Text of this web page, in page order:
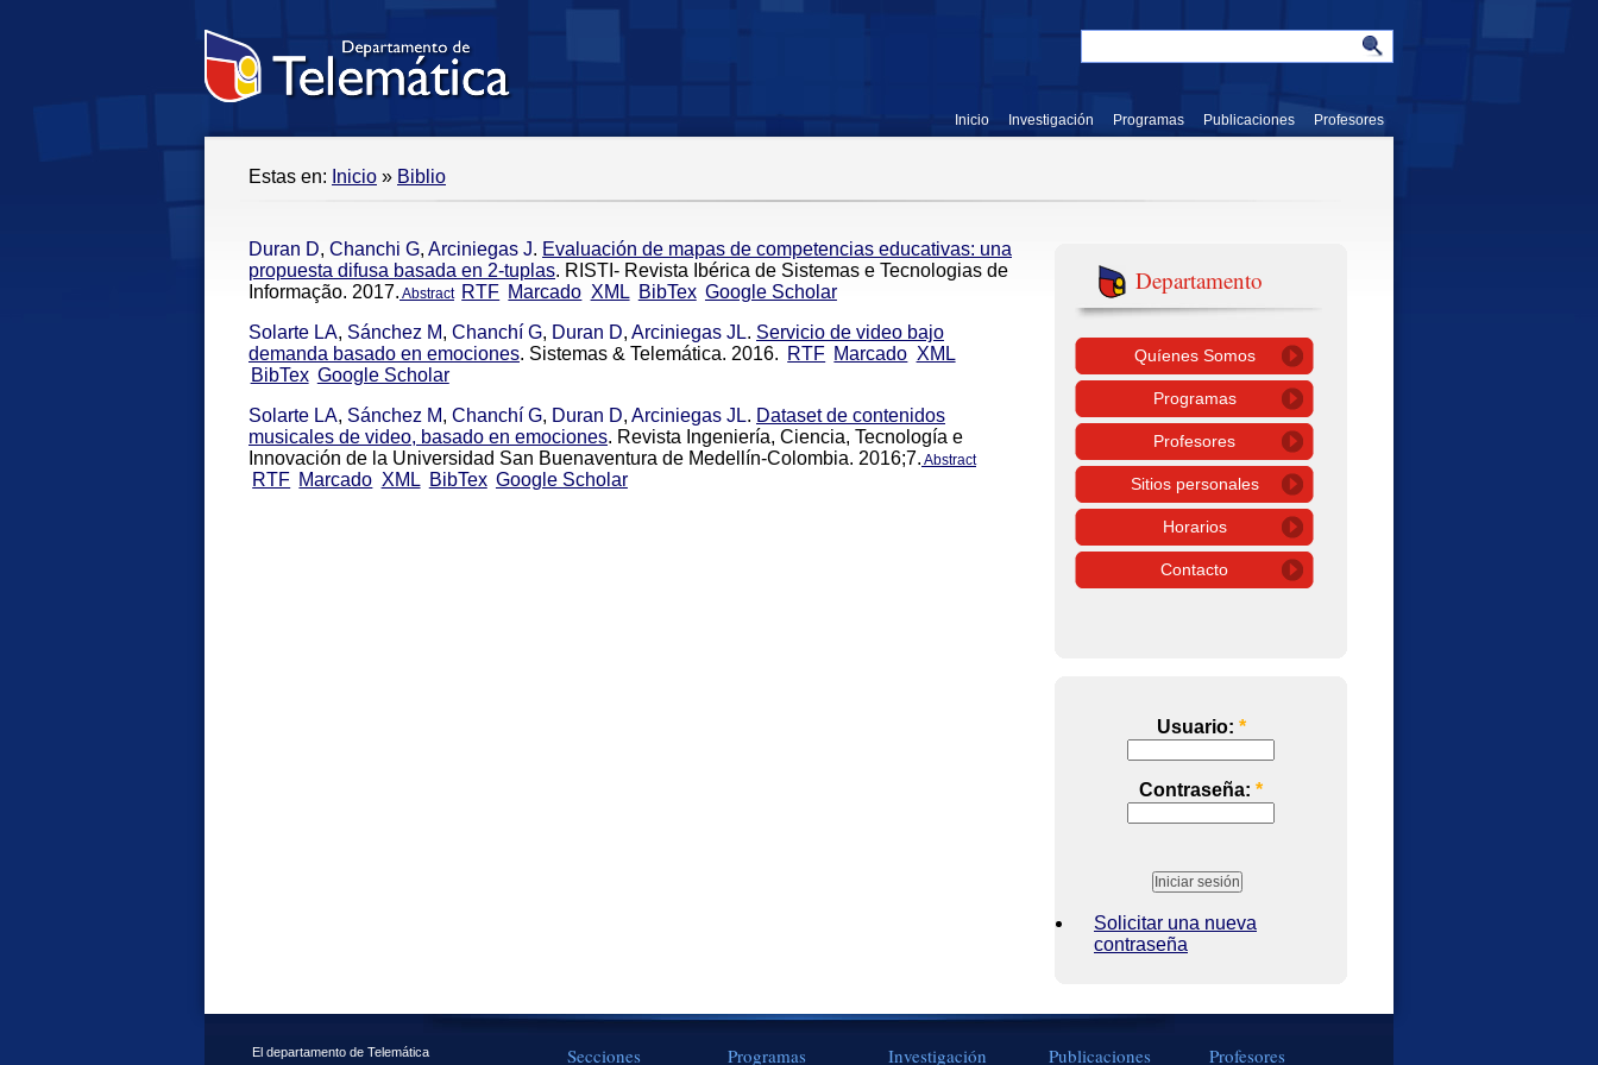
Inicio Investigación Programas Publicaciones Profesores
Estas en: Inicio » Biblio
Duran D, Chanchi G, Arciniegas J. Evaluación de mapas de competencias educativas: una
propuesta difusa basada en 2-tuplas. RISTI- Revista Ibérica de Sistemas e Tecnologias de
Informação. 2017. Abstract RTF Marcado XML BibTex Google Scholar
Solarte LA, Sánchez M, Chanchí G, Duran D, Arciniegas JL. Servicio de video bajo
demanda basado en emociones. Sistemas & Telemática. 2016. RTF Marcado XML
BibTex Google Scholar
Solarte LA, Sánchez M, Chanchí G, Duran D, Arciniegas JL. Dataset de contenidos
musicales de video, basado en emociones. Revista Ingeniería, Ciencia, Tecnología e
Innovación de la Universidad San Buenaventura de Medellín-Colombia. 2016;7. Abstract
RTF Marcado XML BibTex Google Scholar
Departamento
Quíenes Somos
Programas
Profesores
Sitios personales
Horarios
Contacto
Usuario: *
Contraseña: *
Solicitar una nueva
contraseña
El departamento de Telemática
Secciones Programas Investigación Publicaciones Profesores